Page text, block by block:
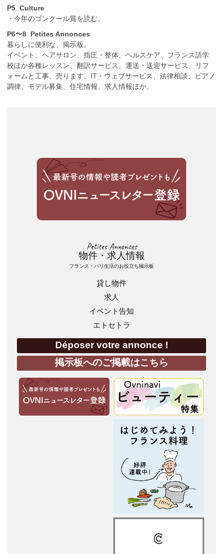
古
書
館
で
DNA
革
命。」
P5 Culture
・今年のゴンクール賞を読む。
P6〜8 Petites Annonces
暮らしに便利な、掲示板。
イベント、ヘアサロン、指圧・整体、ヘルスケア、フランス語学
校ほか各種レッスン、翻訳サービス、運送・送迎サービス、リフ
ォームと工事、売ります、IT・ウェブサービス、法律相談、ピアノ
調律、モデル募集、住宅情報、求人情報ほか。
Petites Annonces
物件・求人情報
フランス・パリ生活のお役立ち掲示板
貸し物件
求人
イベント告知
エトセトラ
Déposer votre annonce !
掲示板へのご掲載はこちら